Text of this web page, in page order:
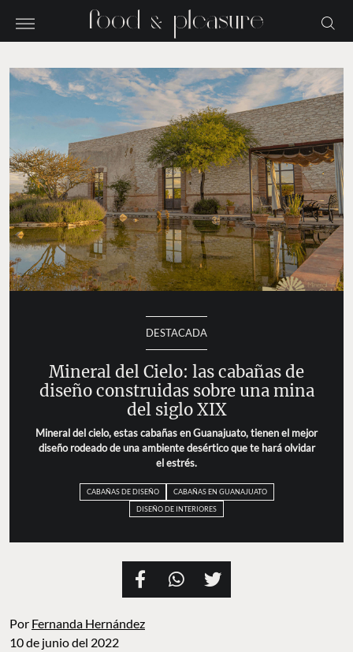
DESTACADA
Mineral del Cielo: las cabañas de
diseño construidas sobre una mina
del siglo XIX
Mineral del cielo, estas cabañas en Guanajuato, tienen el mejor
diseño rodeado de una ambiente desértico que te hará olvidar
el estrés.
CABAÑAS DE DISEÑO
CABAÑAS EN GUANAJUATO
DISEÑO DE INTERIORES
Por Fernanda Hernández
10 de junio del 2022